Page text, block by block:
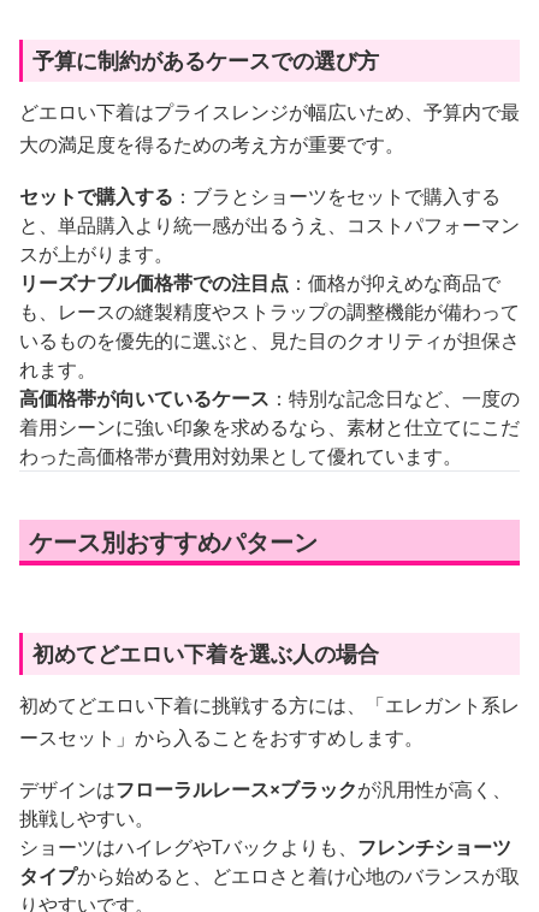
予算に制約があるケースでの選び方
どエロい下着はプライスレンジが幅広いため、予算内で最
大の満足度を得るための考え方が重要です。
セットで購入する ：ブラとショーツをセットで購入する
と、単品購入より統一感が出るうえ、コストパフォーマン
スが上がります。
リーズナブル価格帯での注目点 ：価格が抑えめな商品で
も、レースの縫製精度やストラップの調整機能が備わって
いるものを優先的に選ぶと、見た目のクオリティが担保さ
れます。
高価格帯が向いているケース ：特別な記念日など、一度の
着用シーンに強い印象を求めるなら、素材と仕立てにこだ
わった高価格帯が費用対効果として優れています。
ケース別おすすめパターン
初めてどエロい下着を選ぶ人の場合
初めてどエロい下着に挑戦する方には、「エレガント系レ
ースセット」から入ることをおすすめします。
デザインはフローラルレース×ブラックが汎用性が高く、
挑戦しやすい。
ショーツはハイレグやTバックよりも、 フレンチショーツ
タイプから始めると、どエロさと着け心地のバランスが取
りやすいです。